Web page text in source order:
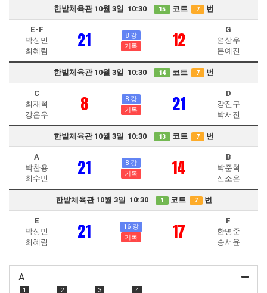
한밭체육관 10월 3일 10:30 15 코트 7 번
E-F
박성민
최혜림
21
8 강
기록
12
G
염상우
문예진
한밭체육관 10월 3일 10:30 14 코트 7 번
C
최재혁
강은우
8
8 강
기록
21
D
강진구
박서진
한밭체육관 10월 3일 10:30 13 코트 7 번
A
박찬용
최수빈
21
8 강
기록
14
B
박준혁
신소은
한밭체육관 10월 3일 10:30 1 코트 7 번
E
박성민
최혜림
21
16 강
기록
17
F
한명준
송서윤
A
1 2 3 4